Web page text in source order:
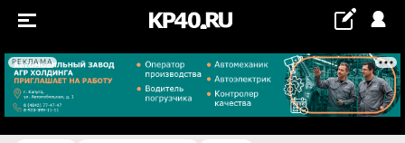
РЕКЛАМА
+17...+18 °С